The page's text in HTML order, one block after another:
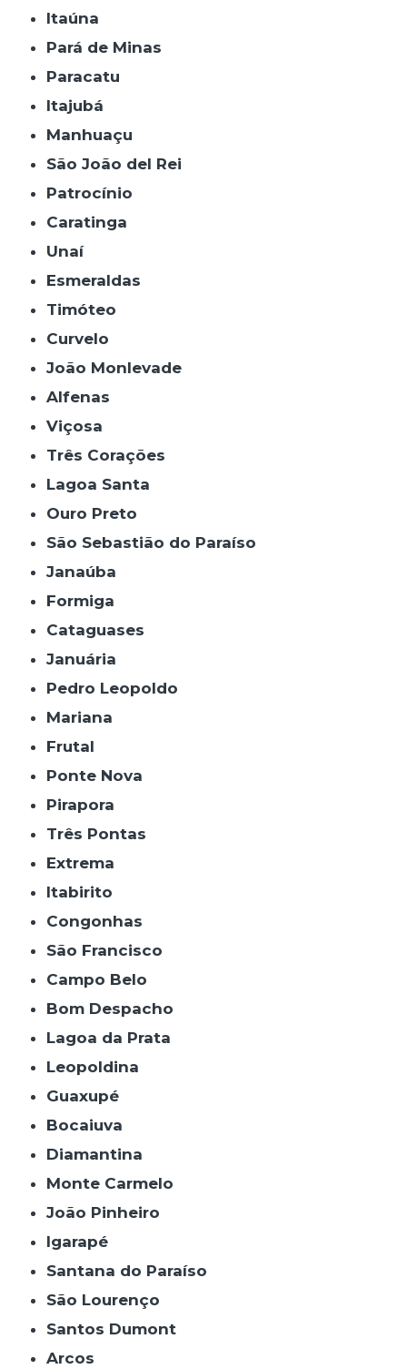
Itaúna
Pará de Minas
Paracatu
Itajubá
Manhuaçu
São João del Rei
Patrocínio
Caratinga
Unaí
Esmeraldas
Timóteo
Curvelo
João Monlevade
Alfenas
Viçosa
Três Corações
Lagoa Santa
Ouro Preto
São Sebastião do Paraíso
Janaúba
Formiga
Cataguases
Januária
Pedro Leopoldo
Mariana
Frutal
Ponte Nova
Pirapora
Três Pontas
Extrema
Itabirito
Congonhas
São Francisco
Campo Belo
Bom Despacho
Lagoa da Prata
Leopoldina
Guaxupé
Bocaiuva
Diamantina
Monte Carmelo
João Pinheiro
Igarapé
Santana do Paraíso
São Lourenço
Santos Dumont
Arcos